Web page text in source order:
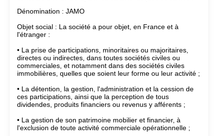
Dénomination : JAMO
Objet social : La société a pour objet, en France et à
l'étranger :
• La prise de participations, minoritaires ou majoritaires,
directes ou indirectes, dans toutes sociétés civiles ou
commerciales, et notamment dans des sociétés civiles
immobilières, quelles que soient leur forme ou leur activité ;
• La détention, la gestion, l'administration et la cession de
ces participations, ainsi que la perception de tous
dividendes, produits financiers ou revenus y afférents ;
• La gestion de son patrimoine mobilier et financier, à
l'exclusion de toute activité commerciale opérationnelle ;